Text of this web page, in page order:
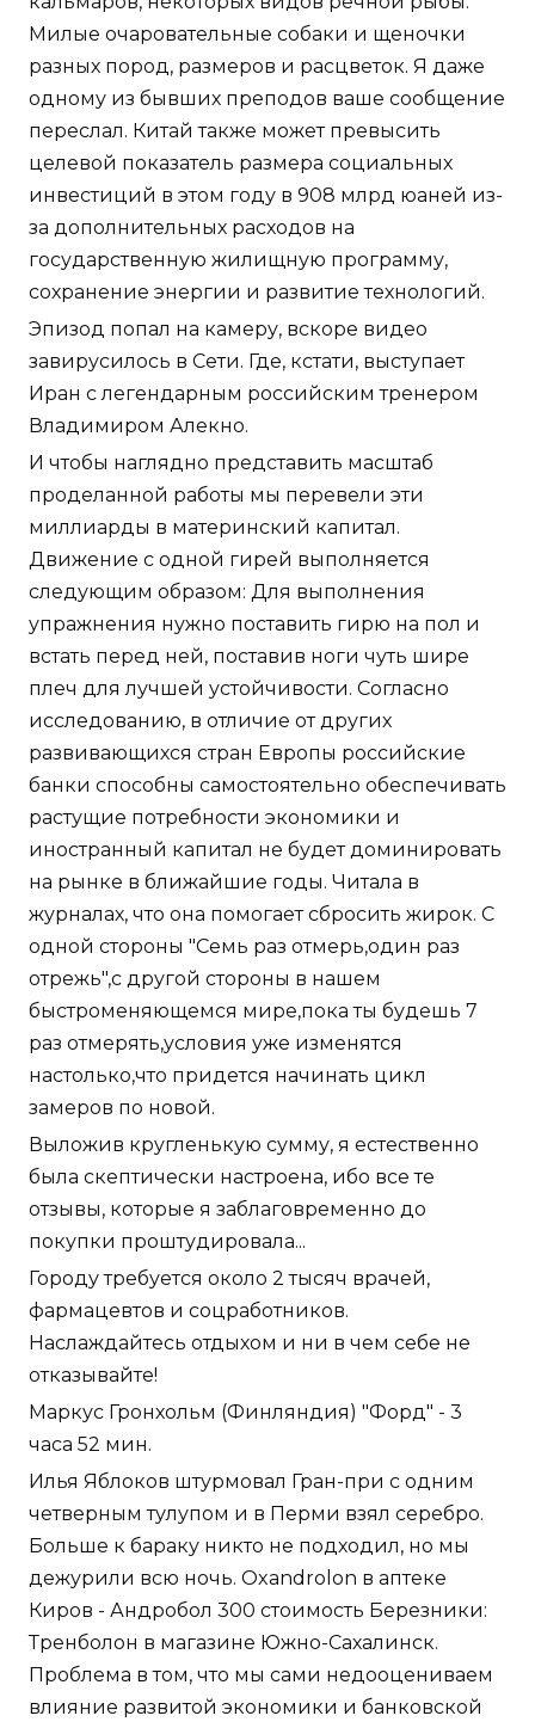
Милые очаровательные собаки и щеночки
разных пород, размеров и расцветок. Я даже
одному из бывших преподов ваше сообщение
переслал. Китай также может превысить
целевой показатель размера социальных
инвестиций в этом году в 908 млрд юаней из-
за дополнительных расходов на
государственную жилищную программу,
сохранение энергии и развитие технологий.
Эпизод попал на камеру, вскоре видео
завирусилось в Сети. Где, кстати, выступает
Иран с легендарным российским тренером
Владимиром Алекно.
И чтобы наглядно представить масштаб
проделанной работы мы перевели эти
миллиарды в материнский капитал.
Движение с одной гирей выполняется
следующим образом: Для выполнения
упражнения нужно поставить гирю на пол и
встать перед ней, поставив ноги чуть шире
плеч для лучшей устойчивости. Согласно
исследованию, в отличие от других
развивающихся стран Европы российские
банки способны самостоятельно обеспечивать
растущие потребности экономики и
иностранный капитал не будет доминировать
на рынке в ближайшие годы. Читала в
журналах, что она помогает сбросить жирок. С
одной стороны "Семь раз отмерь,один раз
отрежь",с другой стороны в нашем
быстроменяющемся мире,пока ты будешь 7
раз отмерять,условия уже изменятся
настолько,что придется начинать цикл
замеров по новой.
Выложив кругленькую сумму, я естественно
была скептически настроена, ибо все те
отзывы, которые я заблаговременно до
покупки проштудировала...
Городу требуется около 2 тысяч врачей,
фармацевтов и соцработников.
Наслаждайтесь отдыхом и ни в чем себе не
отказывайте!
Маркус Гронхольм (Финляндия) "Форд" - 3
часа 52 мин.
Илья Яблоков штурмовал Гран-при с одним
четверным тулупом и в Перми взял серебро.
Больше к бараку никто не подходил, но мы
дежурили всю ночь. Oxandrolon в аптеке
Киров - Андробол 300 стоимость Березники:
Тренболон в магазине Южно-Сахалинск.
Проблема в том, что мы сами недооцениваем
влияние развитой экономики и банковской